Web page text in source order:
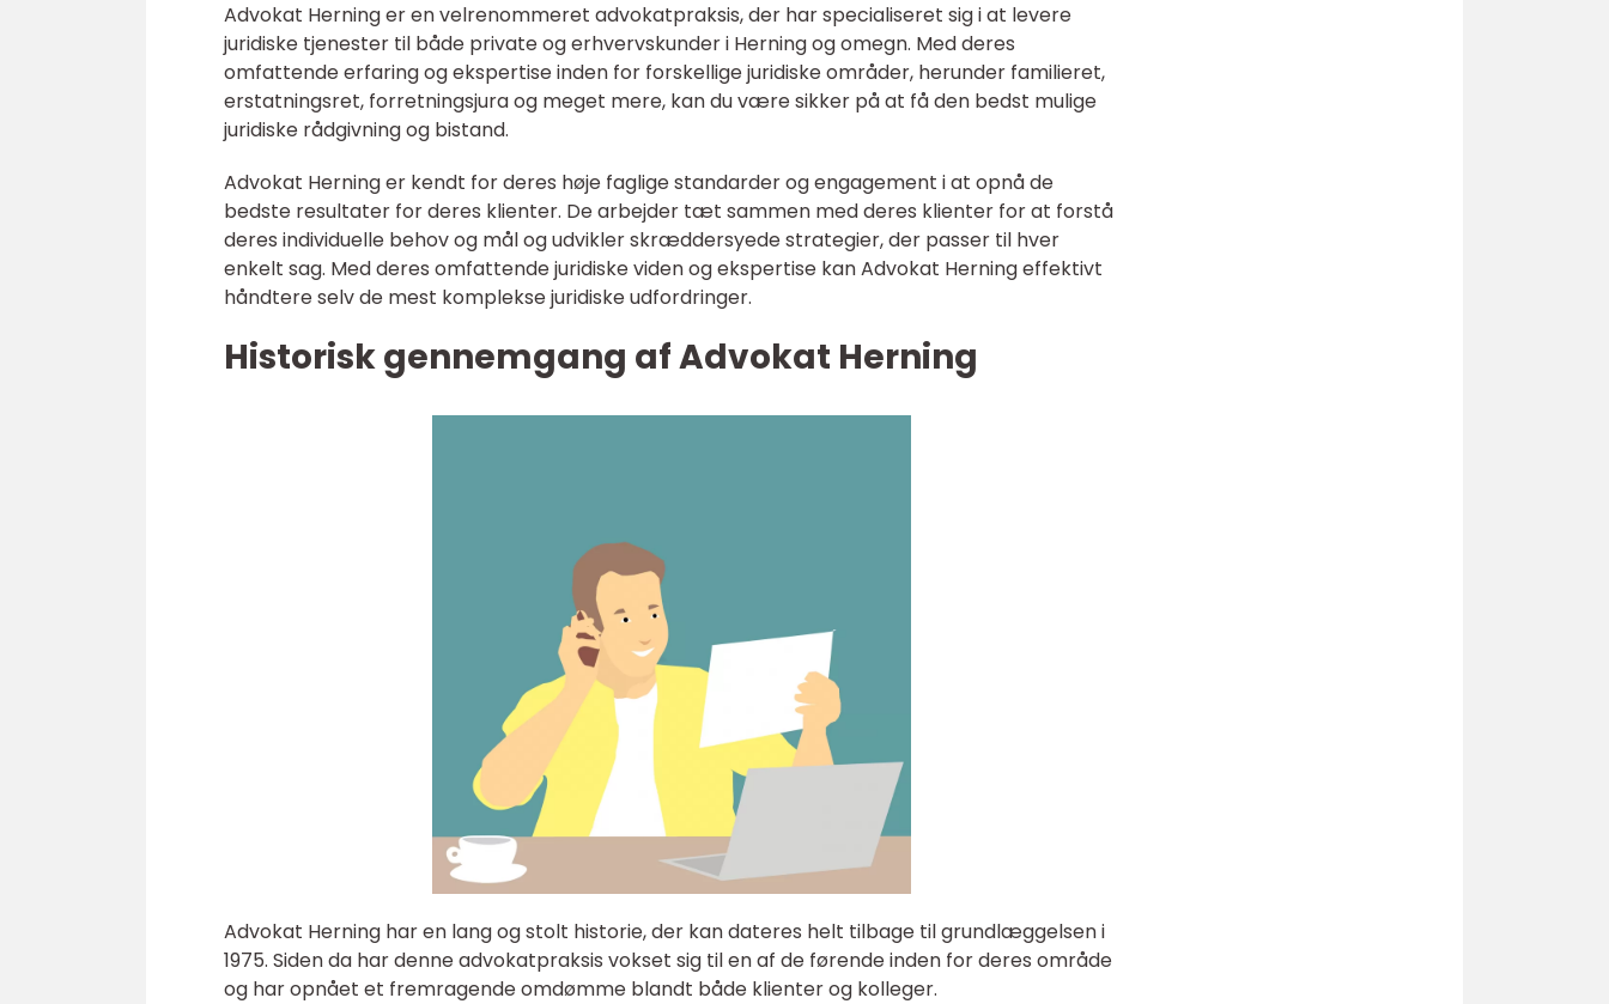
Advokat Herning er en velrenommeret advokatpraksis, der har specialiseret sig i at levere
juridiske tjenester til både private og erhvervskunder i Herning og omegn. Med deres
omfattende erfaring og ekspertise inden for forskellige juridiske områder, herunder familieret,
erstatningsret, forretningsjura og meget mere, kan du være sikker på at få den bedst mulige
juridiske rådgivning og bistand.
Advokat Herning er kendt for deres høje faglige standarder og engagement i at opnå de
bedste resultater for deres klienter. De arbejder tæt sammen med deres klienter for at forstå
deres individuelle behov og mål og udvikler skræddersyede strategier, der passer til hver
enkelt sag. Med deres omfattende juridiske viden og ekspertise kan Advokat Herning effektivt
håndtere selv de mest komplekse juridiske udfordringer.
Historisk gennemgang af Advokat Herning
Advokat Herning har en lang og stolt historie, der kan dateres helt tilbage til grundlæggelsen i
1975. Siden da har denne advokatpraksis vokset sig til en af de førende inden for deres område
og har opnået et fremragende omdømme blandt både klienter og kolleger.